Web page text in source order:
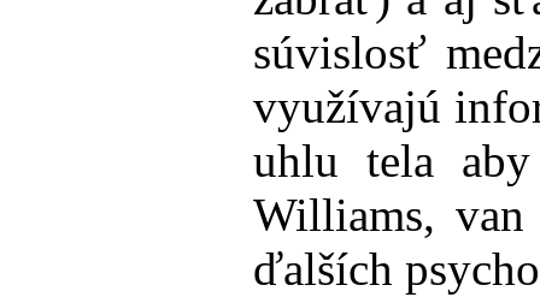
súvislosť
využívajú
uhlu tela
Williams, van
ďalších